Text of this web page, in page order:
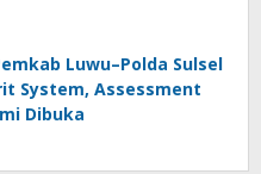
Luwu–Polda Sulsel
System, Assessment
Dibuka